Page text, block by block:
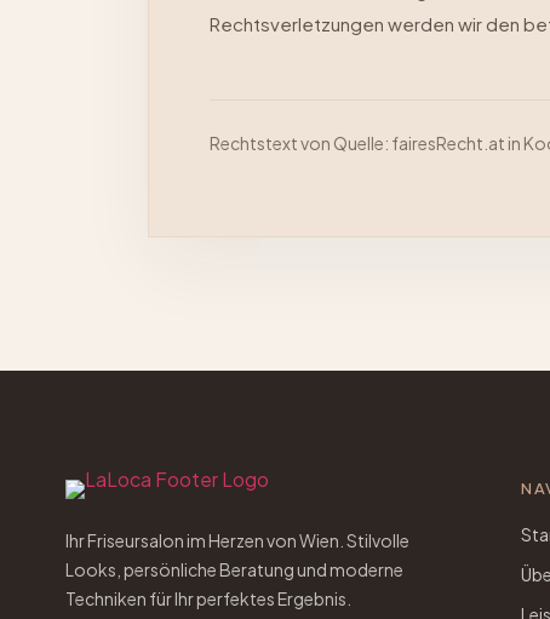
Rechtsverletzungen werden wir den
Rechtstext von Quelle: fairesRecht.at in
Ihr Friseursalon im Herzen von Wien. Stilvolle
Looks, persönliche Beratung und moderne
Techniken für Ihr perfektes Ergebnis.